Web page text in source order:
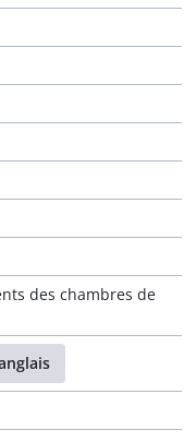
des chambres de